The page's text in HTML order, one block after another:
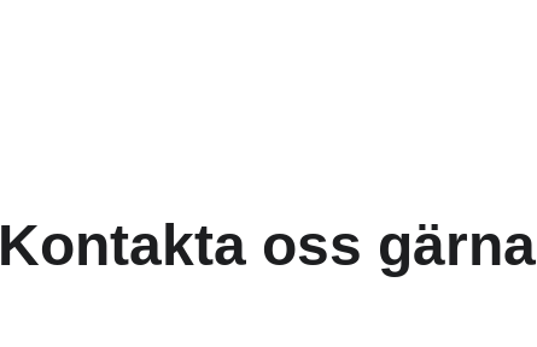
Kontakta oss gärna